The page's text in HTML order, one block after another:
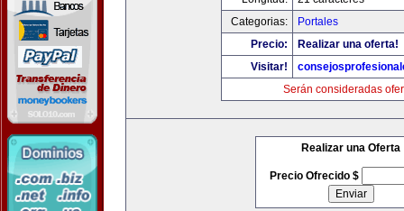
Categorias:
Portales
Precio:
Realizar una oferta!
Visitar!
Serán consideradas
Realizar una Oferta
Precio Ofrecido $